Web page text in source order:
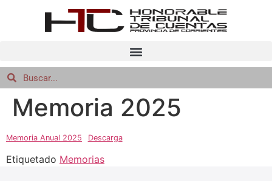
Memoria 2025
Memoria Anual 2025 Descarga
Etiquetado Memorias